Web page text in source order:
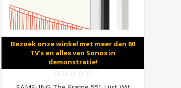
Bezoek onze winkel met meer dan 60
TV's en alles van Sonos in
demonstratie!